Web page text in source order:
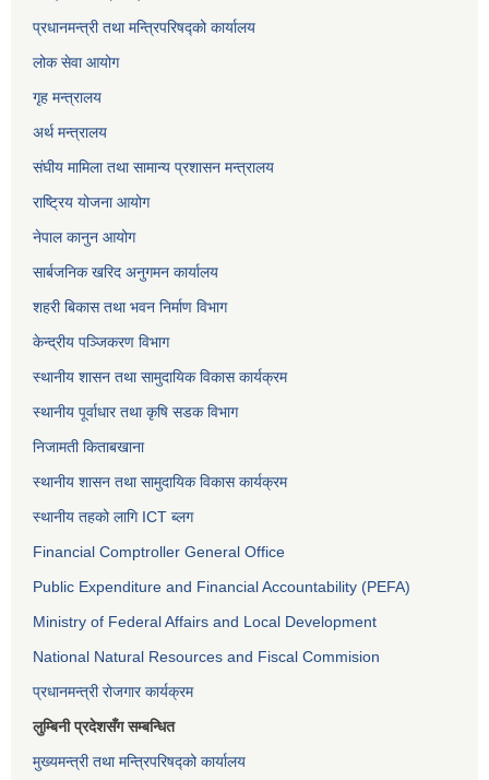
प्रधानमन्त्री तथा मन्त्रिपरिषद्को कार्यालय
लोक सेवाआयोग
गृह मन्त्रालय
अर्थ मन्त्रालय
संघीय मामिला तथा सामान्य प्रशासन मन्त्रालय
राष्ट्रिय योजना आयोग
नेपाल कानुन आयोग
सार्बजनिक खरिद अनुगमन कार्यालय
शहरी बिकास तथा भवन निर्माण विभाग
केन्द्रीय पञ्जिकरण विभाग
स्थानीय शासन तथा सामुदायिक विकास कार्यक्रम
स्थानीय पूर्वाधार तथा कृषि सडक विभाग
निजामती किताबखाना
स्थानीय शासन तथा सामुदायिक विकास कार्यक्रम
स्थानीय तहको लागि ICT ब्लग
Financial Comptroller General Office
Public Expenditure and Financial Accountability (PEFA)
Ministry of Federal Affairs and Local Development
National Natural Resources and Fiscal Commision
प्रधानमन्त्री रोजगार कार्यक्रम
लुम्बिनी प्रदेशसँग सम्बन्धित
मुख्यमन्त्री तथा मन्त्रिपरिषद्को कार्यालय